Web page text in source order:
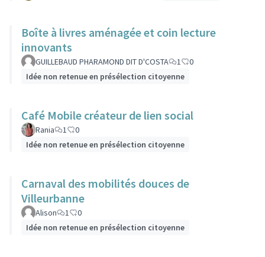
Boîte à livres aménagée et coin lecture
innovants
GUILLEBAUD PHARAMOND DIT D'COSTA 1
0
Idée non retenue en présélection citoyenne
Café Mobile créateur de lien social
Rania 1
0
Idée non retenue en présélection citoyenne
Carnaval des mobilités douces de
Villeurbanne
Alison 1
0
Idée non retenue en présélection citoyenne